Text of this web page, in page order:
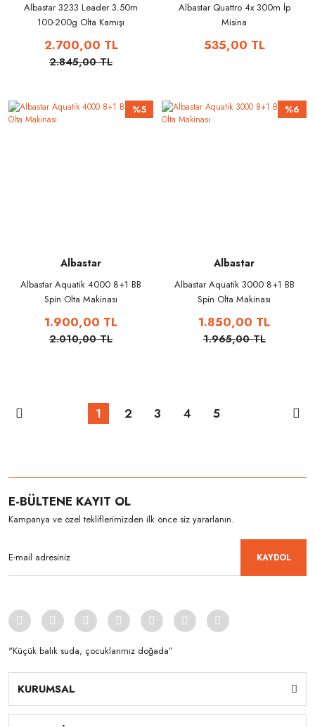
Albastar 3233 Leader 3.50m
100-200g Olta Kamışı
2.700,00 TL
2.845,00 TL
Albastar Quattro 4x 300m İp
Misina
535,00 TL
%5
Albastar
Albastar Aquatik 4000 8+1 BB
Spin Olta Makinası
1.900,00 TL
2.010,00 TL
%6
Albastar
Albastar Aquatik 3000 8+1 BB
Spin Olta Makinası
1.850,00 TL
1.965,00 TL
1 2 3 4 5
E-BÜLTENE KAYIT OL
Kampanya ve özel tekliflerimizden ilk önce siz yararlanın.
KAYDOL
"Küçük balık suda, çocuklarımız doğada”
KURUMSAL